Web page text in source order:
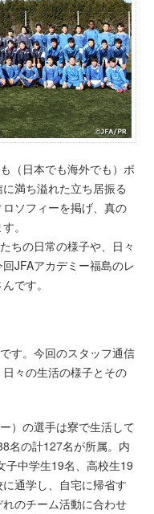
（日本でも海外でも）ポ
満ち溢れた立ち居振る
ソフィーを掲げ、真の
。
ちの日常の様子や、日々
JFAアカデミー福島のレ
です。
す。今回のスタッフ通信
々の生活の様子とその
）の選手は寮で生活して
名の計127名が所属。内
子中学生19名、高校生19
通学し、自宅に帰省す
のチーム活動に合わせ